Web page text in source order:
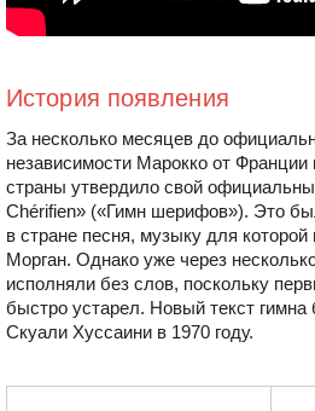
История появления
За несколько месяцев до
независимости Марокко от Франции
страны утвердило свой
Chérifien» («Гимн шерифов»). Это
в стране песня, музыку для
Морган. Однако уже через
исполняли без слов, поскольку
быстро устарел. Новый текст
Скуали Хуссаини в 1970 году.